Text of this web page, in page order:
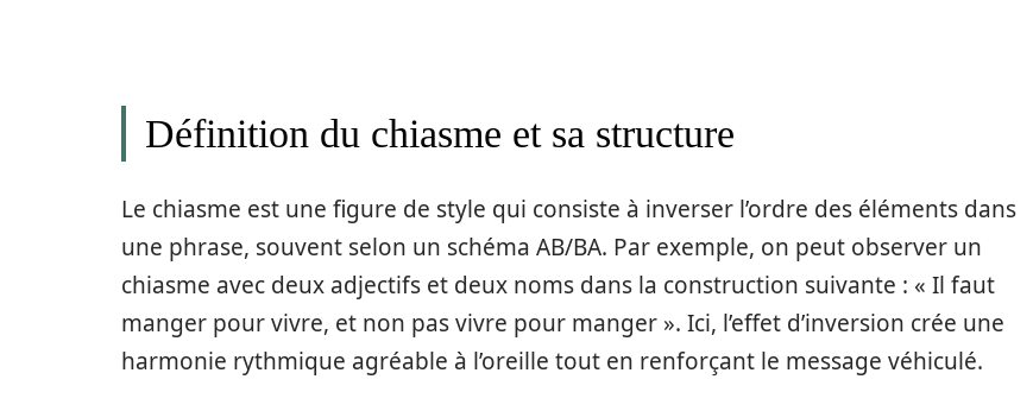
Définition du chiasme et sa structure
Le chiasme est une figure de style qui consiste à inverser l’ordre des éléments dans
une phrase, souvent selon un schéma AB/BA. Par exemple, on peut observer un
chiasme avec deux adjectifs et deux noms dans la construction suivante : « Il faut
manger pour vivre, et non pas vivre pour manger ». Ici, l’effet d’inversion crée une
harmonie rythmique agréable à l’oreille tout en renforçant le message véhiculé.